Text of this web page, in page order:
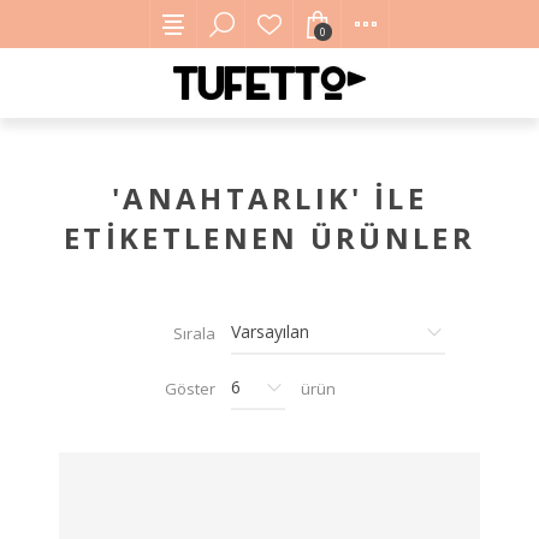
0
'ANAHTARLIK' ILE
ETIKETLENEN ÜRÜNLER
Sırala
Göster ürün